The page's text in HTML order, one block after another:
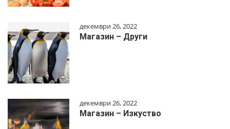
декември 26, 2022
Магазин – Други
декември 26, 2022
Магазин – Изкуство